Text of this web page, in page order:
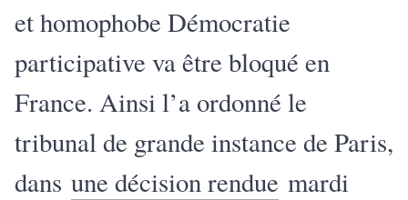
et homophobe Démocratie
participative va être bloqué en
France. Ainsi l’a ordonné le
tribunal de grande instance de Paris,
dans une décision rendue mardi